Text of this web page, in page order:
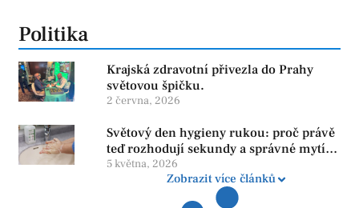
Politika
Krajská zdravotní přivezla do Prahy
světovou špičku.
2 června, 2026
Světový den hygieny rukou: proč právě
teď rozhodují sekundy a správné mytí
rukou
5 května, 2026
Zobrazit více článků